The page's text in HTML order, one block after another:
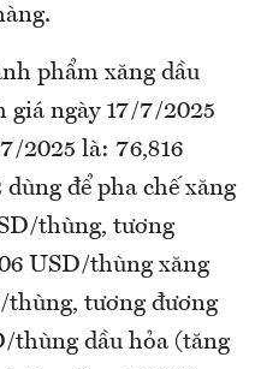
phẩm xăng dầu
giá ngày 17/7/2025
2025 là: 76,816
để pha chế xăng
thùng, tương
USD/thùng xăng
thùng, tương đương
thùng dầu hỏa (tăng